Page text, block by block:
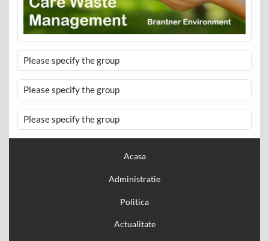
Please specify the group
Please specify the group
Please specify the group
Acasa
Administratie
Politica
Actualitate